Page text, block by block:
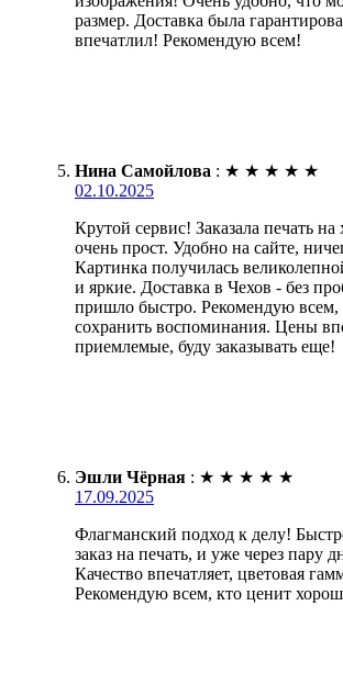
размер. Доставка была
впечатлил! Рекомендую всем!
Нина Самойлова : ★ ★ ★ ★ ★
02.10.2025
Крутой сервис! Заказала печать на
очень прост. Удобно на сайте,
Картинка получилась
и яркие. Доставка в Чехов - без
пришло быстро. Рекомендую всем,
сохранить воспоминания. Цены
приемлемые, буду заказывать еще!
Эшли Чёрная : ★ ★ ★ ★ ★
17.09.2025
Флагманский подход к делу!
заказ на печать, и уже через пару
Качество впечатляет, цветовая
Рекомендую всем, кто ценит